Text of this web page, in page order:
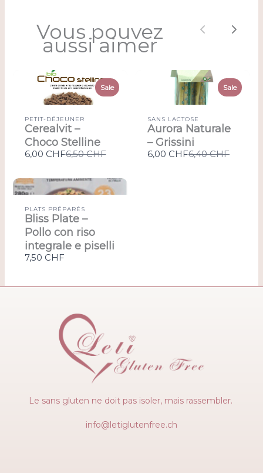
Vous pouvez
aussi aimer Previous
Next
Sale
PETIT-DÉJEUNER
Cerealvit –
Choco Stelline
6,00 CHFCompare
to
6,50 CHF
Sale
SANS LACTOSE
Aurora Naturale
– Grissini
6,00 CHFCompare
to
6,40 CHF
PLATS PRÉPARÉS
Bliss Plate –
Pollo con riso
integrale e piselli
7,50 CHF
Le sans gluten ne doit pas isoler, mais rassembler.
info@letiglutenfree.ch